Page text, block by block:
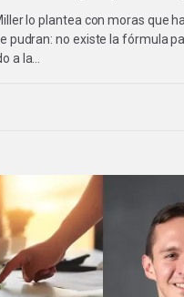
lo plantea con moras que
pudran: no existe la fórmula
a la…